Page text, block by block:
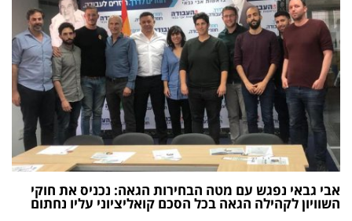
אבי גבאי נפגש עם מטה הבחירות הגאה: נכניס את חוקי
השוויון לקהילה הגאה בכל הסכם קואליציוני עליו נחתום